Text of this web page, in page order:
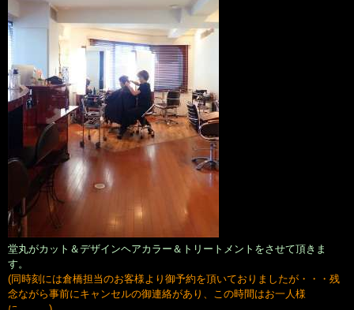
堂丸がカット＆デザインヘアカラー＆トリートメントをさせて頂きま
す。
(同時刻には倉橋担当のお客様より御予約を頂いておりましたが・・・残
念ながら事前にキャンセルの御連絡があり、この時間はお一人様